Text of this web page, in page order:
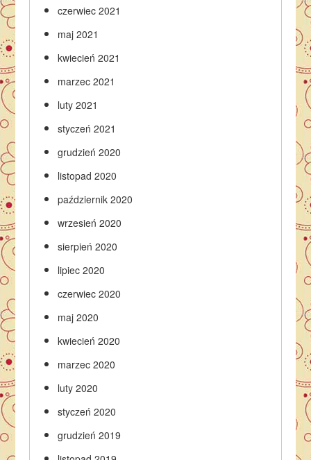
czerwiec 2021
maj 2021
kwiecień 2021
marzec 2021
luty 2021
styczeń 2021
grudzień 2020
listopad 2020
październik 2020
wrzesień 2020
sierpień 2020
lipiec 2020
czerwiec 2020
maj 2020
kwiecień 2020
marzec 2020
luty 2020
styczeń 2020
grudzień 2019